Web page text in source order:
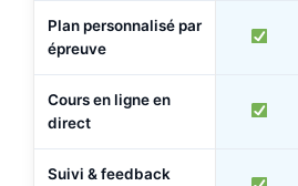
Plan personnalisé par
épreuve
Cours en ligne en
direct
Suivi & feedback